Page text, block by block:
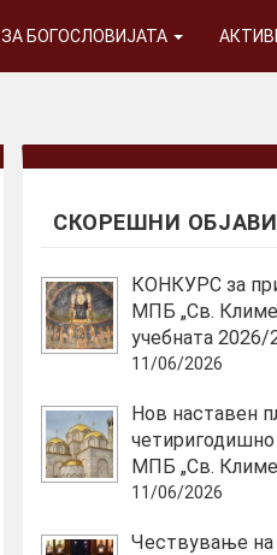
ЗА БОГОСЛОВИЈАТА
СКОРЕШНИ ОБЈАВИ
КОНКУРС за
МПБ „Св.
учебната 2026/
11/06/2026
Нов наставен
МПБ „Св.
11/06/2026
Чествување